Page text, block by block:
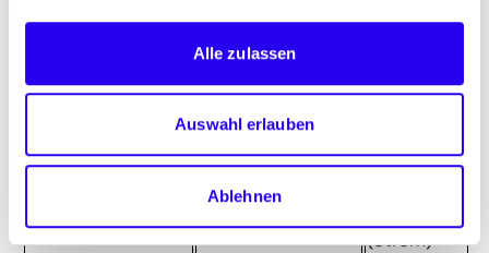
Alle zulassen
Auswahl erlauben
Ablehnen
Bewertungskriterien zum Projekt:
Energieverbrauchs
(Strom)